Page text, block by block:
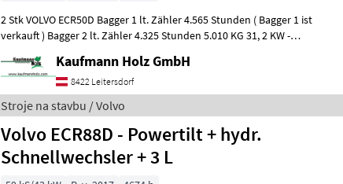
2 Stk VOLVO ECR50D Bagger 1 lt. Zähler 4.565 Stunden ( Bagger 1 ist
verkauft ) Bagger 2 lt. Zähler 4.325 Stunden 5.010 KG 31, 2 KW -
Kaufmann Holz GmbH
8422 Leitersdorf
Stroje na stavbu / Volvo
Volvo ECR88D - Powertilt + hydr.
Schnellwechsler + 3 L